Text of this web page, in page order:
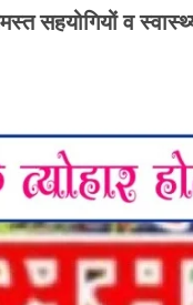
सहयोगियों व